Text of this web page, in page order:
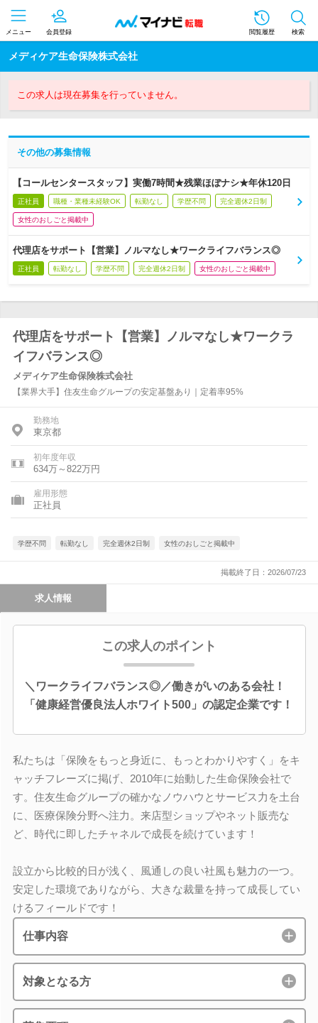
メニュー 会員登録 閲覧履歴 検索
メディケア生命保険株式会社
この求人は現在募集を行っていません。
その他の募集情報
【コールセンタースタッフ】実働7時間★残業ほぼナシ★年休120日
正社員 職種・業種未経験OK 転勤なし 学歴不問 完全週休2日制
女性のおしごと掲載中
代理店をサポート【営業】ノルマなし★ワークライフバランス◎
正社員 転勤なし 学歴不問 完全週休2日制 女性のおしごと掲載中
代理店をサポート【営業】ノルマなし★ワークラ
イフバランス◎
メディケア生命保険株式会社
【業界大手】住友生命グループの安定基盤あり｜定着率95%
勤務地
東京都
初年度年収
634万～822万円
雇用形態
正社員
学歴不問 転勤なし 完全週休2日制 女性のおしごと掲載中
掲載終了日：2026/07/23
求人情報
この求人のポイント
＼ワークライフバランス◎／働きがいのある会社！
「健康経営優良法人ホワイト500」の認定企業です！
私たちは「保険をもっと身近に、もっとわかりやすく」をキ
ャッチフレーズに掲げ、2010年に始動した生命保険会社で
す。住友生命グループの確かなノウハウとサービス力を土台
に、医療保険分野へ注力。来店型ショップやネット販売な
ど、時代に即したチャネルで成長を続けています！
設立から比較的日が浅く、風通しの良い社風も魅力の一つ。
安定した環境でありながら、大きな裁量を持って成長してい
けるフィールドです！
仕事内容
対象となる方